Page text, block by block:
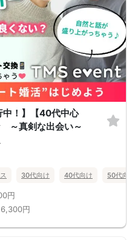
中！】【40代中心
～真剣な出会い～
30代向け 40代向け 50代向け
円
6,300円